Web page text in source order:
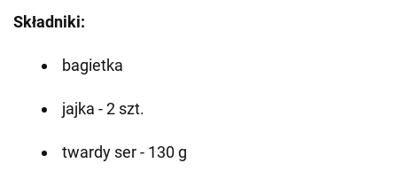
Składniki:
bagietka
jajka - 2 szt.
twardy ser - 130 g